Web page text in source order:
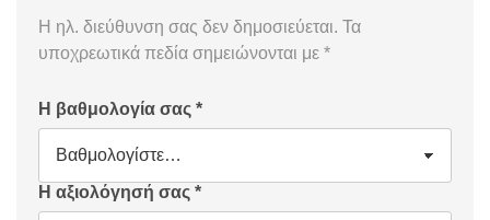
Η ηλ. διεύθυνση σας δεν δημοσιεύεται. Τα
υποχρεωτικά πεδία σημειώνονται με *
Η βαθμολογία σας *
Η αξιολόγησή σας *